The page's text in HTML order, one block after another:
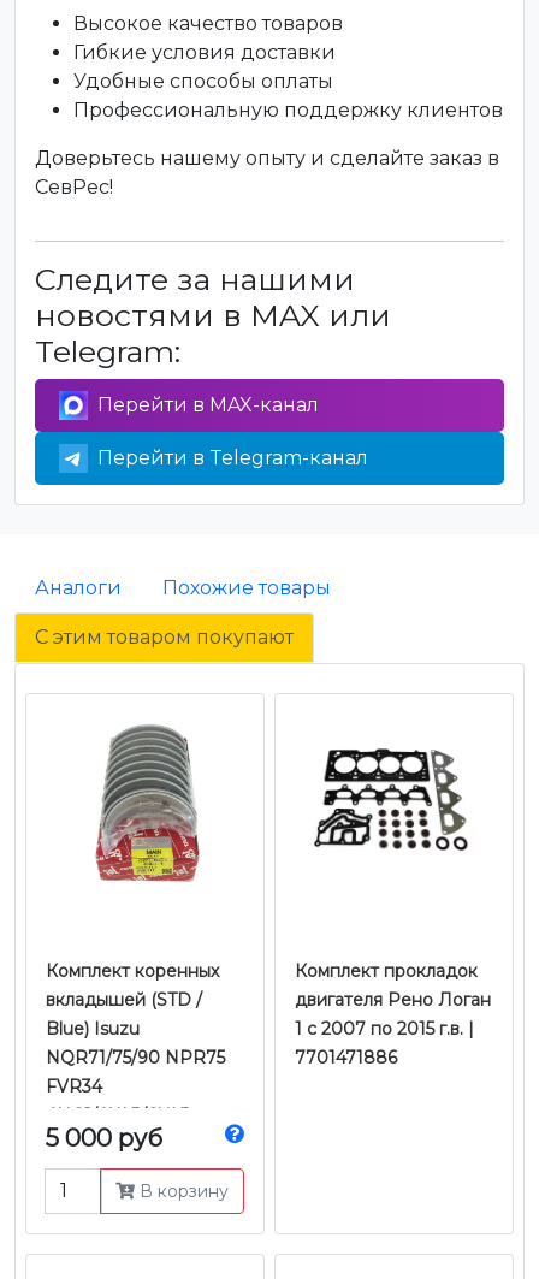
Высокое качество товаров
Гибкие условия доставки
Удобные способы оплаты
Профессиональную поддержку клиентов
Доверьтесь нашему опыту и сделайте заказ в
СевРес!
Следите за нашими
новостями в MAX или
Telegram:
Перейти в MAX-канал
Перейти в Telegram-канал
Аналоги Похожие товары
С этим товаром покупают
Комплект коренных
вкладышей (STD /
Blue) Isuzu
NQR71/75/90 NPR75
FVR34
4HG1/4HK1/6HK1
Евро-2/3/4/5 | Taiho
5 000 руб
В корзину
Комплект прокладок
двигателя Рено Логан
1 c 2007 по 2015 г.в. |
7701471886